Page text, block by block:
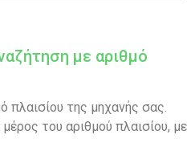
με αριθμό
πλαισίου της μηχανής σας.
του αριθμού πλαισίου, με